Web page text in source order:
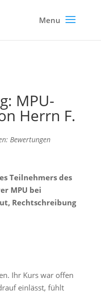
MPU-
Herrn F.
Bewertungen
Teilnehmers des
MPU bei
Rechtschreibung
Ihr Kurs war offen
einlässt, fühlt